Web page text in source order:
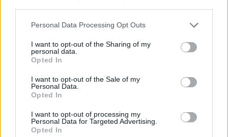
Please note that this website/app uses one or more Google
not limited to your visit or usage behaviour. You may click to
grant or deny consent to Google and its third-party tags to
use your data for below specified purposes in below Google
consent section.
Personal Data Processing Opt Outs
I want to opt-out of the Sharing of my
personal data.
Opted In
I want to opt-out of the Sale of my
Personal Data.
Opted In
I want to opt-out of processing my
Personal Data for Targeted Advertising.
Opted In
útlevelem, a számítógépem és az
tévécsatornának Bortoleto már Montrealban.
a svájci hatóságok gyorsan intézkedtek.
„Hamar megtalálták az elkövetőt, szóval végül
minden jól alakult. Az útlevelem előkerült, bár